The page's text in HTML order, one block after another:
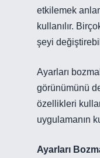
etkilemek
kullanılır.
şeyi
Ayarları
görünümünü
özellikleri
uygulamanın
Ayarları